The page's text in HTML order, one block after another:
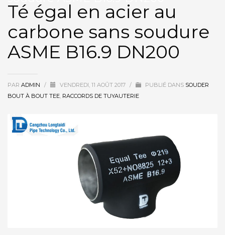
Té égal en acier au
carbone sans soudure
ASME B16.9 DN200
PAR ADMIN / VENDREDI, 11 AOÛT 2017 / PUBLIÉ DANS SOUDER
BOUT À BOUT TEE, RACCORDS DE TUYAUTERIE